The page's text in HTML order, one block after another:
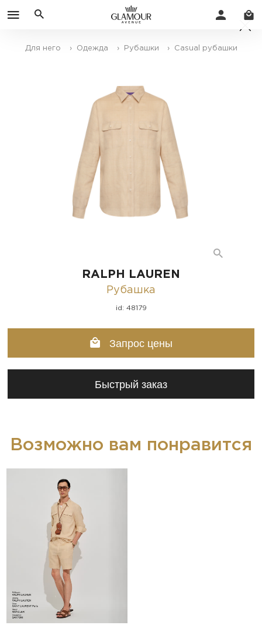
Для него › Одежда › Рубашки › Casual рубашки
RALPH LAUREN
Рубашка
id: 48179
Запрос цены
Быстрый заказ
Возможно вам понравится